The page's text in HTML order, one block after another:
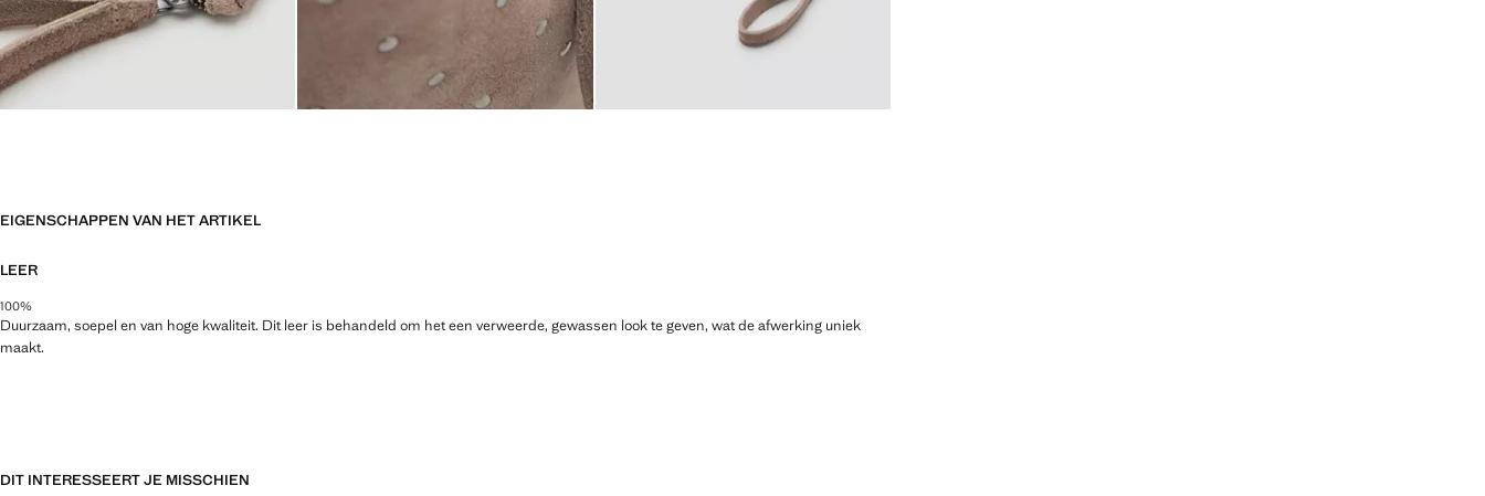
EIGENSCHAPPEN VAN HET ARTIKEL
LEER
100%
Duurzaam, soepel en van hoge kwaliteit. Dit leer is behandeld om het een verweerde, gewassen look te geven, wat de afwerking uniek
maakt.
DIT INTERESSEERT JE MISSCHIEN